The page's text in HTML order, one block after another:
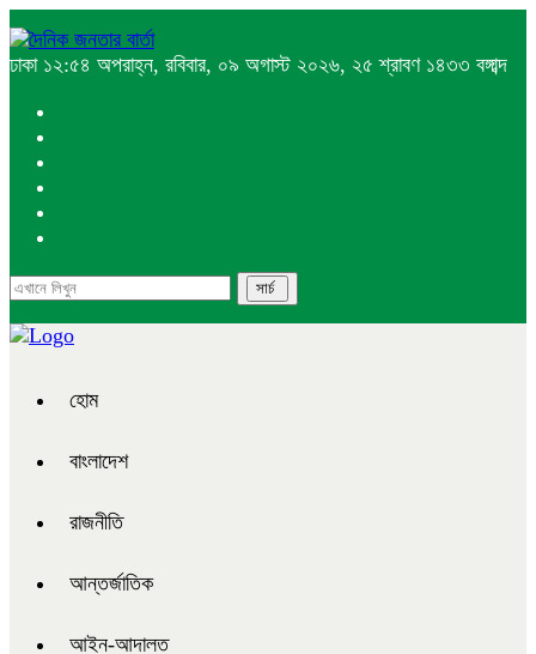
ঢাকা ১২:৫৪ অপরাহ্ন, রবিবার, ০৯ অগাস্ট ২০২৬, ২৫ শ্রাবণ ১৪৩৩ বঙ্গাব্দ
হোম
বাংলাদেশ
রাজনীতি
আন্তর্জাতিক
আইন-আদালত